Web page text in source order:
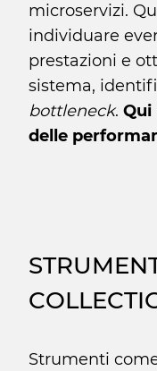
microservizi.
individuare
prestazioni e
sistema,
bottleneck. Qui
delle
Strumenti